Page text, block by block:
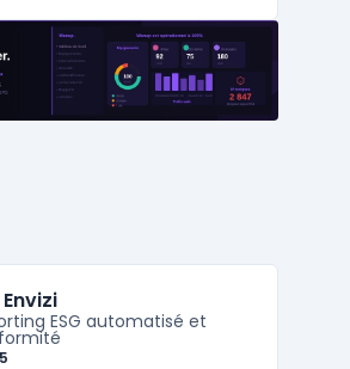
ainsi les projets de
la CSRD et SFDR. Avec
tels que ...
Envizi
ESG automatisé et